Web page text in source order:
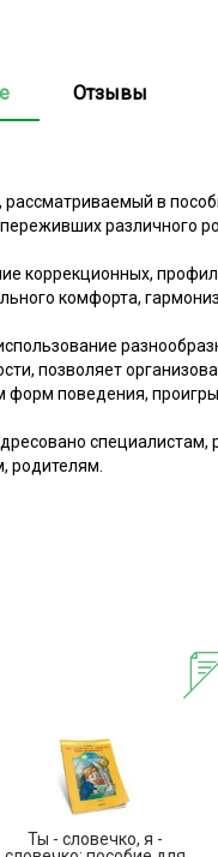
Отзывы
в
различного
коррекционных,
комфорта,
позволяет
форм поведения,
специалистам,
родителям.
Ты - словечко, я -